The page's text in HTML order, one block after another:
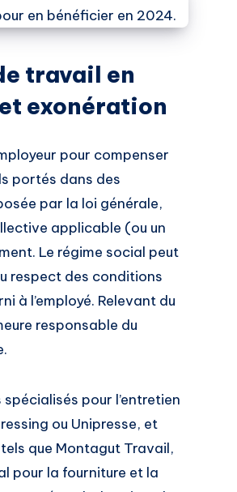
travail en
exonération
pour compenser
portés dans des
par la loi générale,
applicable (ou un
Le régime social peut
respect des conditions
à l’employé. Relevant du
responsable du
pour l’entretien
ou Unipresse, et
que Montagut Travail,
pour la fourniture et la